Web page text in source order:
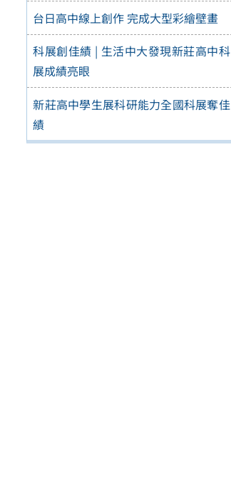
台日高中線上創作 完成大型彩繪壁畫
科展創佳績 | 生活中大發現新莊高中科
展成績亮眼
新莊高中學生展科研能力全國科展奪佳
績